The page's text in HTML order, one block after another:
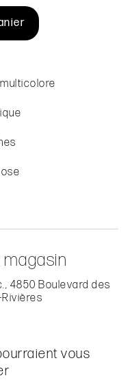
4850 Boulevard des
Rivières
vous